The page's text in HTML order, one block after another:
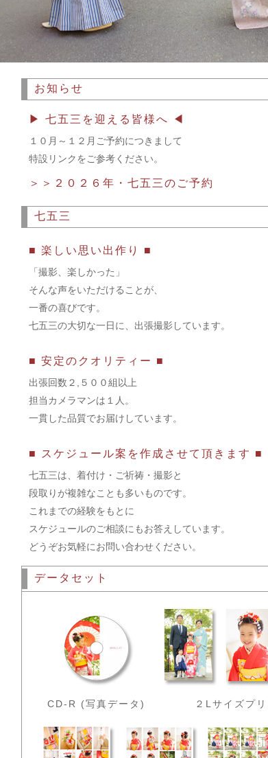
お知らせ
▶ 七五三を迎える皆様へ ◀
１０月～１２月ご予約につきまして
特設リンクをご参考ください。
＞＞２０２６年・七五三のご予約
七五三
■ 楽しい思い出作り ■
「撮影、楽しかった」
そんな声をいただけることが、
一番の喜びです。
七五三の大切な一日に、出張撮影しています。
■ 安定のクオリティー ■
出張回数 ２,５００組以上
担当カメラマンは１人。
一貫した品質でお届けしています。
■ スケジュール案を作成させて頂きます ■
七五三は、着付け・ご祈祷・撮影と
段取りが複雑なことも多いものです。
これまでの経験をもとに
スケジュールのご相談にもお答えしています。
どうぞお気軽にお問い合わせください。
データセット
CD-R (写真データ) ２Lサイズプ